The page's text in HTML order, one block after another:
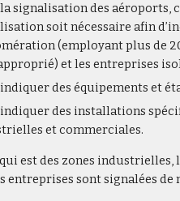
signalisation des aéroports,
soit nécessaire afin
(employant plus de
et les entreprises
des équipements et
des installations
et commerciales.
est des zones industrielles,
entreprises sont signalées